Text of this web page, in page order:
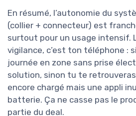
En résumé, l’autonomie du
(collier + connecteur) est
surtout pour un usage intensif.
vigilance, c’est ton téléphone :
journée en zone sans prise
solution, sinon tu te
encore chargé mais une appli
batterie. Ça ne casse pas le
partie du deal.